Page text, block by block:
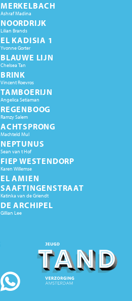
MERKELBACH
Ashraf Madina
NOORDRIJK
Lilian Brands
EL KADISIA 1
Yvonne Gorter
BLAUWE LIJN
Chelsea Tan
BRINK
Vincent Roevros
TAMBOERIJN
Angelica Setiaman
REGENBOOG
Ramzy Salem
ACHTSPRONG
Machteld Mul
NEPTUNUS
Sean van t Hof
FIEP WESTENDORP
Karen Willemse
EL AMIEN
SAAFTINGENSTRAAT
Katinka van de Griendt
DE ARCHIPEL
Gillian Lee